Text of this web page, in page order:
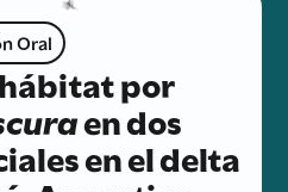
Oral
por
en dos
en el delta